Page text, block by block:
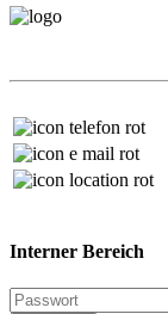
Interner Bereich